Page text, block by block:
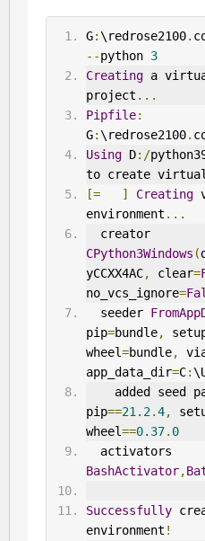
G:\redrose2100.
--python 3
Creating a
project ...
Pipfile:
G:\redrose2100.
Using D:/
to create
[=
] Creating
environment ...
CPython3Windows (
yCCXX4AC, clear=
no_vcs_ignore=
  seeder
pip=bundle,
wheel=bundle,
app_data_dir=C:
added seed
pip==21.2.4,
wheel==0.37. 0
BashActivator,
Successfully
environment !